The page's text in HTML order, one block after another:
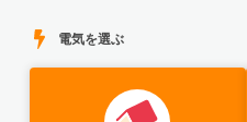
電気を選ぶ